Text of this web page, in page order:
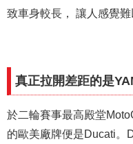
致車身較長， 讓人感覺難
真正拉開差距的是
於二輪賽事最高殿堂
的歐美廠牌便是Ducati。